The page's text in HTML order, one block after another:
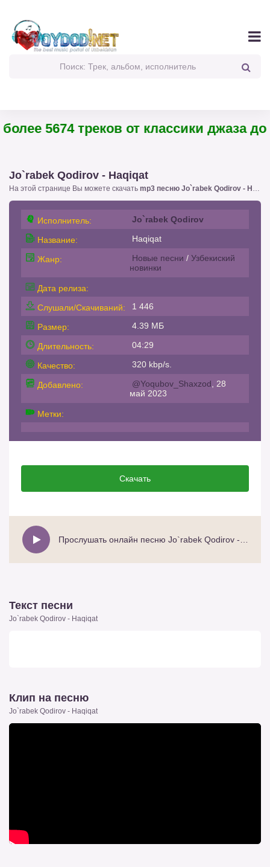
5674 треков от классики джаза до
Jo`rabek Qodirov - Haqiqat
На этой странице Вы можете скачать mp3 песню Jo`rabek Qodirov - Haqiqat
Исполнитель: Jo`rabek Qodirov
Название: Haqiqat
Жанр: Новые песни / Узбекиский
новинки
Дата релиза:
Слушали/Скачиваний:
1 446
Размер: 4.39 МБ
Длительность: 04:29
Качество: 320 kbp/s.
Добавлено: @Yoqubov_Shaxzod , 28
май 2023
Метки:
Скачать
Текст песни
Jo`rabek Qodirov - Haqiqat
Клип на песню
Jo`rabek Qodirov - Haqiqat